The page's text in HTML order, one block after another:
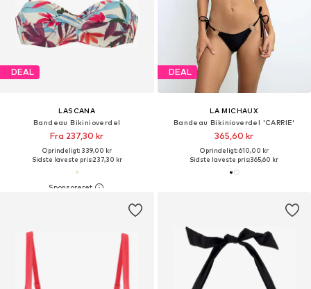
DEAL
LASCANA
Bandeau Bikinioverdel
Fra 237,30 kr
Oprindeligt: 339,00 kr
Sidste laveste pris:237,30 kr
DEAL
LA MICHAUX
Bandeau Bikinioverdel 'CARRIE'
365,60 kr
Oprindeligt: 610,00 kr
Sidste laveste pris:365,60 kr